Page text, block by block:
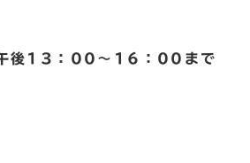
13：00～16：00まで